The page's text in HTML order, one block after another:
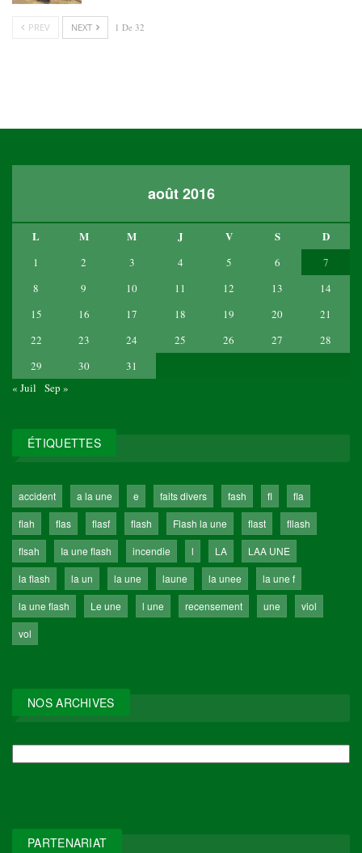
PREV NEXT 1 De 32
août 2016
L M M J V S D
1 2 3 4 5 6
7
8
9 10 11 12 13
14
15
16 17 18 19 20
21
22
23 24 25 26 27
28
29
30
31
« Juil
Sep »
ÉTIQUETTES
accident a la une e faits divers fash fl
fla
flah
flas flasf flash Flash la une flast
fllash
flsah
Ia une flash incendie l LA
LAA UNE
la flash
la un la une laune la unee
la une f
la une flash
Le une l une recensement une
viol
vol
NOS ARCHIVES
PARTENARIAT